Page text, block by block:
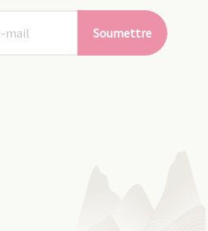
Soumettre